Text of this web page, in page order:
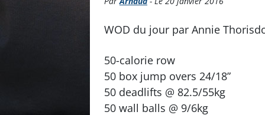
WOD du jour par Annie
50-calorie row
50 box jump overs 24/18”
50 deadlifts @ 82.5/55kg
50 wall balls @ 9/6kg